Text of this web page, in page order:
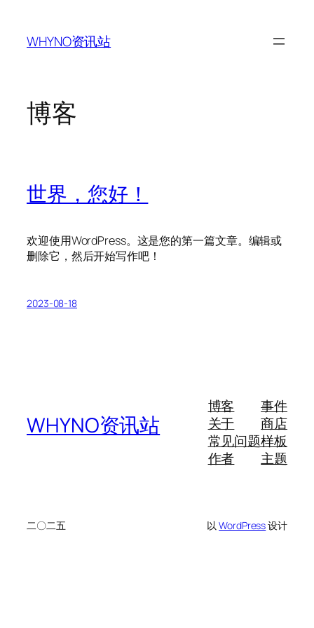
WHYNO资讯站
博客
世界，您好！
欢迎使用WordPress。这是您的第一篇文章。编辑或
删除它，然后开始写作吧！
2023-08-18
WHYNO资讯站
博客
关于
常见问题
作者
事件
商店
样板
主题
二〇二五 以WordPress设计